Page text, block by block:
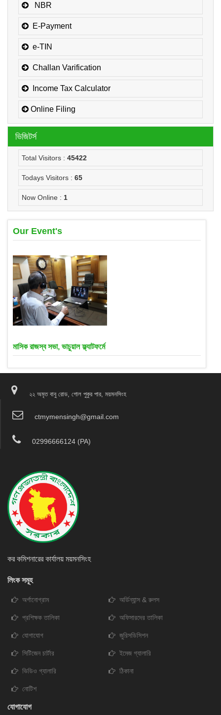
Our Event's
মাসিক রাজস্ব সভা, ভাচুয়াল ফ্ল্যাটফর্মে
কমিশনারের কার্যালয়, সার্কেল-১(কোম্পানীজ), কর অঞ্চল -ময়মনসিংহ এর
NBR
E-Payment
e-TIN
Challan Varification
Income Tax Calculator
Online Filing
ভিজিটর্স
Total Visitors : 45422
Todays Visitors : 65
Now Online : 1
২২ অমৃত বাবু রোড, গোল পুকুর পার, ময়মনসিংহ
ctmymensingh@gmail.com
02996666124 (PA)
কর কমিশনারের কার্যালয় ময়মনসিংহ
লিংক সমূহ
অর্গানোগ্রাম অর্ডিন্যান্স & রুলস
প্রশিক্ষক তালিকা অফিসারদের তালিকা
যোগাযোগ জুরিসডিসিশন
সিটিজেন চার্টার ইমেজ গ্যালারি
ভিডিও গ্যালারি ঠিকানা
নোটিশ
যোগাযোগ